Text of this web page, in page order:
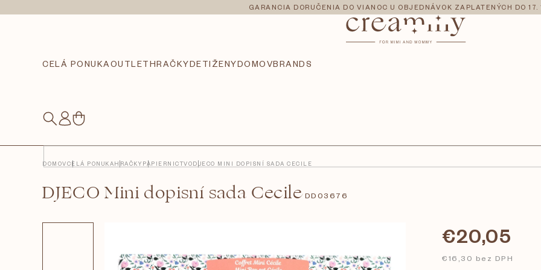
na
GARANCIA DORUČENIA DO VIANOC U OBJEDNÁVOK ZAPLATENÝCH DO 17.
CELÁ PONUKAOUTLETHRAČKYDETI ŽENYDOMOVBRANDS
NÁKUPNÝ
DOMOVCELÁ PONUKAHRAČKY PAPIERNICTVODJECO MINI DOPISNÍ SADA CECILE
DJECO Mini dopisní sada Cecile DD03676
€20,05
€16,30 bez DPH